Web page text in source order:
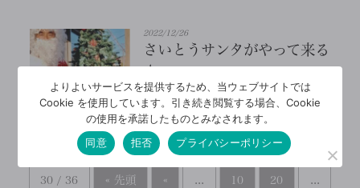
2022/12/26
さいとうサンタがやって来る
★
30 / 36 « 先頭 « 10 20
よりよいサービスを提供するため、当ウェブサイトでは
Cookie を使用しています。引き続き閲覧する場合、Cookie
の使用を承諾したものとみなされます。
同意
拒否 プライバシーポリシー